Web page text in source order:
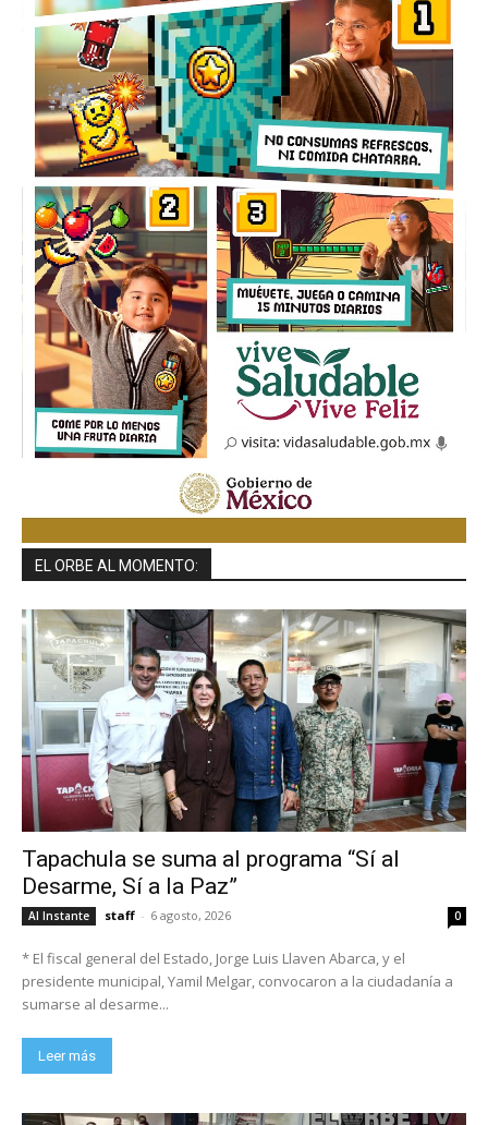
EL ORBE AL MOMENTO:
Tapachula se suma al programa “Sí al
Desarme, Sí a la Paz”
Al Instante staff - 6 agosto, 2026 0
* El fiscal general del Estado, Jorge Luis Llaven Abarca, y el
presidente municipal, Yamil Melgar, convocaron a la ciudadanía a
sumarse al desarme...
Leer más